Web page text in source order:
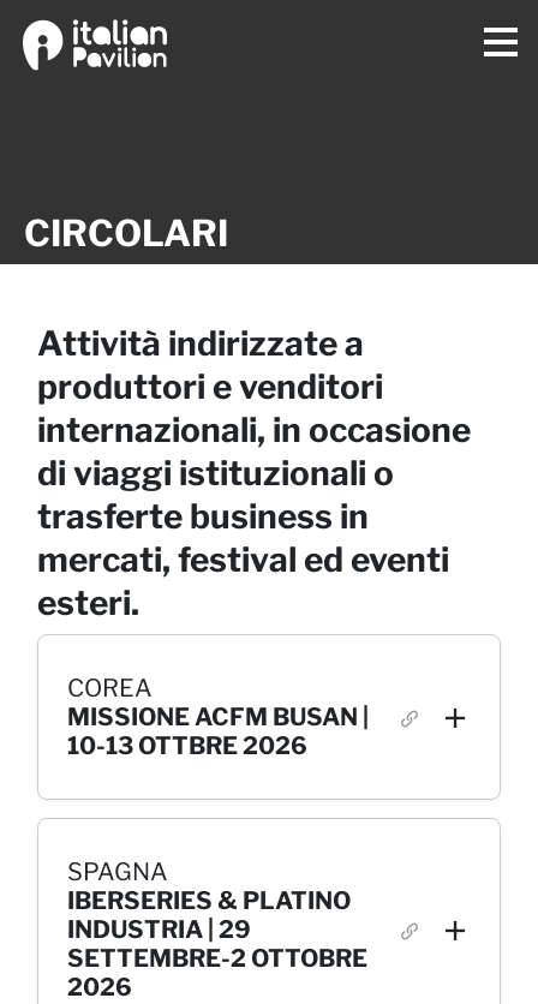
CIRCOLARI
Attività indirizzate a
produttori e venditori
internazionali, in occasione
di viaggi istituzionali o
trasferte business in
mercati, festival ed eventi
esteri.
COREA
MISSIONE ACFM BUSAN |
10-13 OTTBRE 2026
SPAGNA
IBERSERIES & PLATINO
INDUSTRIA | 29
SETTEMBRE-2 OTTOBRE
2026